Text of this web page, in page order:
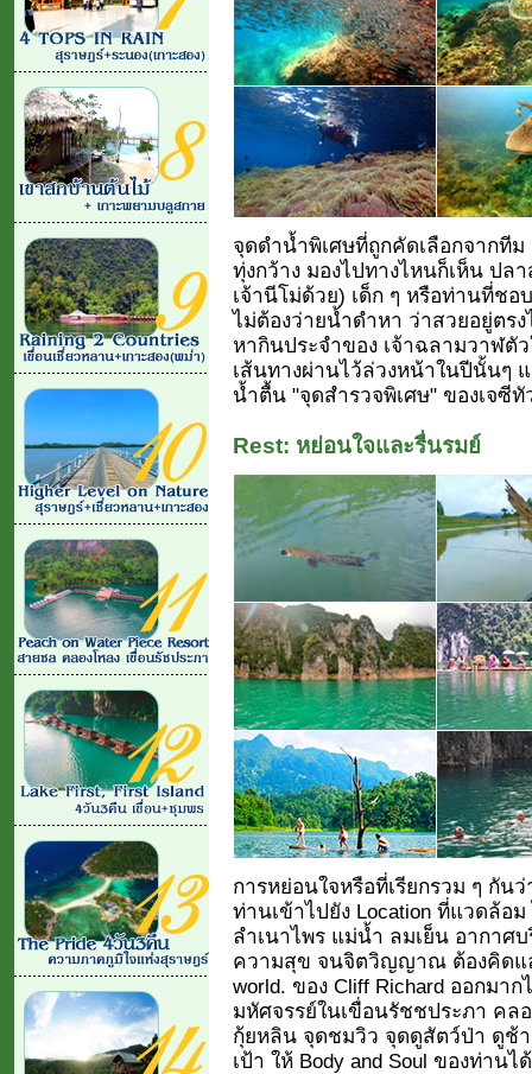
จุดดำน้ำพิเศษที่ถูกคัดเลือกจากทีม
ทุ่งกว้าง มองไปทางไหนก็เห็น ปล
เจ้านีโม่ด้วย) เด็ก ๆ หรือท่านที่ชอ
ไม่ต้องว่ายน้ำดำหา ว่าสวยอยู่ตร
หากินประจำของ เจ้าฉลามวาฬ
เส้นทางผ่านไว้ล่วงหน้าในปีนั้นๆ
น้ำตื้น "จุดสำรวจพิเศษ" ของเจซี
Rest: หย่อนใจและรื่นรมย์
การหย่อนใจหรือที่เรียกรวม ๆ กัน
ท่านเข้าไปยัง Location ที่แวดล้อ
ลำเนาไพร แม่น้ำ ลมเย็น อากาศ
ความสุข จนจิตวิญญาณ ต้องคิดแล
world. ของ Cliff Richard ออกมา
มหัศจรรย์ในเขื่อนรัชชประภา ค
กุ้ยหลิน จุดชมวิว จุดดูสัตว์ป่า ดูช้า
เป้า ให้ Body and Soul ของท่าน